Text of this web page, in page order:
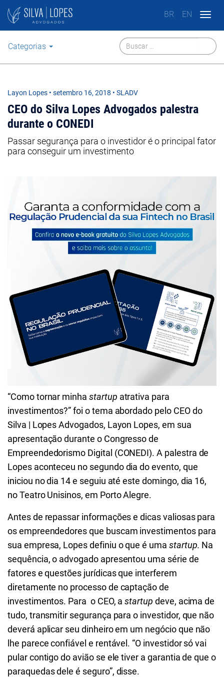
BR EN
Categorias
Layon Lopes • setembro 16, 2018 • SLADV
CEO do Silva Lopes Advogados palestra
durante o CONEDI
Passar segurança para o investidor é o principal fator
para conseguir um investimento
“Como tornar minha startup atrativa para
investimentos?” foi o tema abordado pelo CEO do
Silva | Lopes Advogados, Layon Lopes, em sua
apresentação durante o Congresso de
Empreendedorismo Digital (CONEDI). A palestra de
Lopes aconteceu no segundo dia do evento, que
iniciou no dia 14 e seguiu até este domingo, dia 16,
noTeatro Unisinos, em Porto Alegre.
Antes de repassar informações e dicas valiosas para
os empreendedores que buscam investimentos para
sua empresa, Lopes definiu o que é uma startup. Na
sequência, o advogado apresentou uma série de
fatores e questões jurídicas que interferem
diretamente no processo de captação de
investimentos. Para o CEO, astartup deve, acima de
tudo, transmitir segurança para o investidor, que não
deverá aplicar seu dinheiro em um negócio que não
lhe parece confiável e rentável. “O investidor só vai
pular contigo do avião se ele tiver a garantia de que o
paraquedas dele é seguro”, disse.